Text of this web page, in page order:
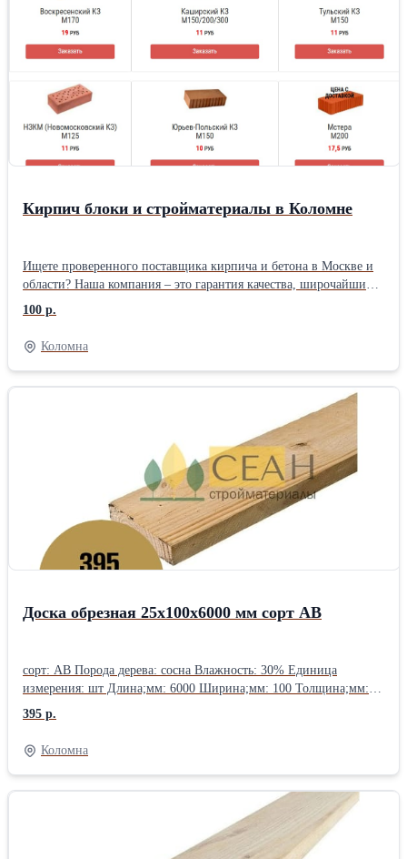
сухих смесей!
Кирпич блоки и стройматериалы в Коломне
Ищете проверенного поставщика кирпича и бетона в Москве и
области? Наша компания – это гарантия качества, широчайший
ассортимент и безупречный сервис, который сделает вашу
стройку максимально эффективной и экономичной. Кирпич: От
керамического до облицовочного, от рядового до клинкерного –
у нас вы найдете кирпич для воплощения любых архитектурных
замыслов. Прочность, долговечность, эстетика – мы предлагаем
предложить бетон всех марок и классов, с доставкой на ваш
объект в кратчайшие сроки. Независимо от масштаба
строительства – от небольшого частного дома до крупного
промышленного объекта – мы обеспечим вас бетоном,
соответствующим самым высоким стандартам качества.
100 р.
Коломна
Доска обрезная 25х100х6000 мм сорт АВ
сорт: АВ Порода дерева: сосна Влажность: 30% Единица
измерения: шт Длина;мм: 6000 Ширина;мм: 100 Толщина;мм:
25 Цена за М3: 17500 Звоните нам ЗАО "Сеан", г. Коломна,
Малинское шоссе
395 р.
Коломна